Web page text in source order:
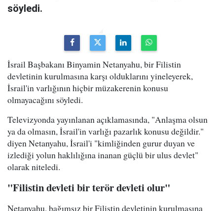
söyledi.
İsrail Başbakanı Binyamin Netanyahu, bir Filistin
devletinin kurulmasına karşı olduklarını yineleyerek,
İsrail'in varlığının hiçbir müzakerenin konusu
olmayacağını söyledi.
Televizyonda yayınlanan açıklamasında, "Anlaşma olsun
ya da olmasın, İsrail'in varlığı pazarlık konusu değildir."
diyen Netanyahu, İsrail'i "kimliğinden gurur duyan ve
izlediği yolun haklılığına inanan güçlü bir ulus devlet"
olarak niteledi.
"Filistin devleti bir terör devleti olur"
Netanyahu, bağımsız bir Filistin devletinin kurulmasına